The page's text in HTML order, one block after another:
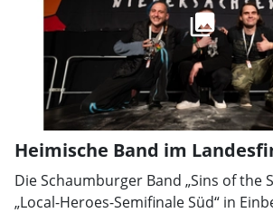
Heimische Band im
Die Schaumburger Band „Sins of the
„Local-Heroes-Semifinale Süd“ in